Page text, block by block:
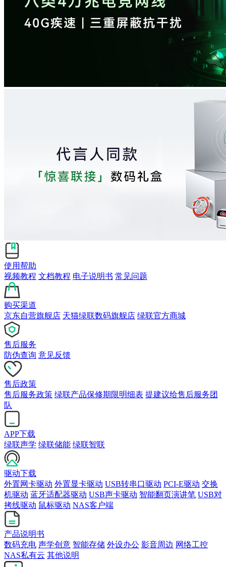
使用帮助
视频教程 文档教程 电子说明书 常见问题
购买渠道
京东自营旗舰店 天猫绿联数码旗舰店 绿联官方商城
售后服务
防伪查询 意见反馈
售后政策
售后服务政策 绿联产品保修期限明细表 提建议给售后服务团
队
APP下载
绿联声学 绿联储能 绿联智联
驱动下载
外置网卡驱动 外置显卡驱动 USB转串口驱动 PCI-E驱动 交换
机驱动 蓝牙适配器驱动 USB声卡驱动 智能翻页演讲笔 USB对
拷线驱动 鼠标驱动 NAS客户端
产品说明书
数码充电 声学创意 智能存储 外设办公 影音周边 网络工控
NAS私有云 其他说明